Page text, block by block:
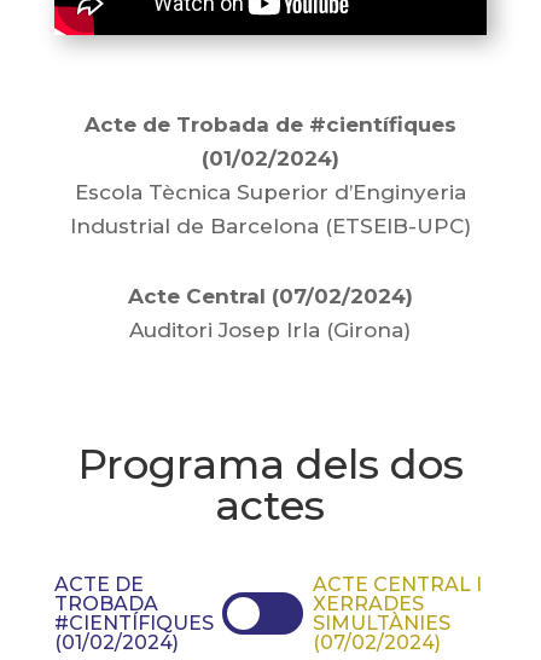
Acte de Trobada de #científiques
(01/02/2024)
Escola Tècnica Superior d’Enginyeria
Industrial de Barcelona (ETSEIB-UPC)
Acte Central (07/02/2024)
Auditori Josep Irla (Girona)
Programa dels dos
actes
ACTE DE
TROBADA
#CIENTÍFIQUES
(01/02/2024)
ACTE CENTRAL I
XERRADES
SIMULTÀNIES
(07/02/2024)